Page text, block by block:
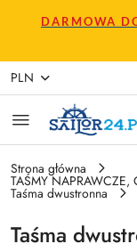
Przejdź do
Przejdź do
Przejdź do
Przejdź do
Przejdź do
DARMOWA
PLN
Strona główna
TAŚMY NAPRAWCZE,
Taśma dwustronna
Taśma